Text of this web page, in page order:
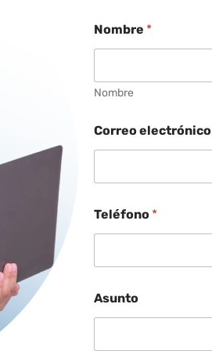
Nombre *
Nombre
Correo electrónico
Teléfono *
Asunto